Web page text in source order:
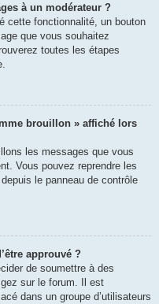
à un modérateur ?
cette fonctionnalité, un bouton
que vous souhaitez
toutes les étapes
brouillon » affiché lors
les messages que vous
Vous pouvez reprendre les
le panneau de contrôle
approuvé ?
de soumettre à des
sur le forum. Il est
dans un groupe d’utilisateurs